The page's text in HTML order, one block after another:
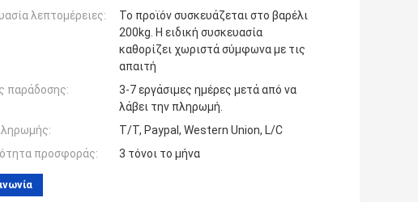
λεπτομέρειες:
Το προϊόν συσκευάζεται στο βαρέλι
200kg. Η ειδική συσκευασία
καθορίζει χωριστά σύμφωνα με τις
απαιτή
παράδοσης:
3-7 εργάσιμες ημέρες μετά από να
λάβει την πληρωμή.
T/T, Paypal, Western Union, L/C
προσφοράς:
3 τόνοι το μήνα